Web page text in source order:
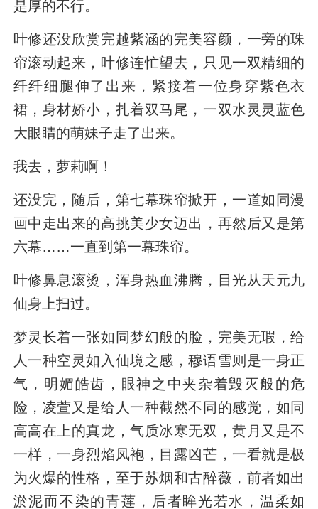
是厚的不行。
叶修还没欣赏完越紫涵的完美容颜，一旁的珠
帘滚动起来，叶修连忙望去，只见一双精细的
纤纤细腿伸了出来，紧接着一位身穿紫色衣
裙，身材娇小，扎着双马尾，一双水灵灵蓝色
大眼睛的萌妹子走了出来。
我去，萝莉啊！
还没完，随后，第七幕珠帘掀开，一道如同漫
画中走出来的高挑美少女迈出，再然后又是第
六幕……一直到第一幕珠帘。
叶修鼻息滚烫，浑身热血沸腾，目光从天元九
仙身上扫过。
梦灵长着一张如同梦幻般的脸，完美无瑕，给
人一种空灵如入仙境之感，穆语雪则是一身正
气，明媚皓齿，眼神之中夹杂着毁灭般的危
险，凌萱又是给人一种截然不同的感觉，如同
高高在上的真龙，气质冰寒无双，黄月又是不
一样，一身烈焰凤袍，目露凶芒，一看就是极
为火爆的性格，至于苏烟和古醉薇，前者如出
淤泥而不染的青莲，后者眸光若水，温柔如